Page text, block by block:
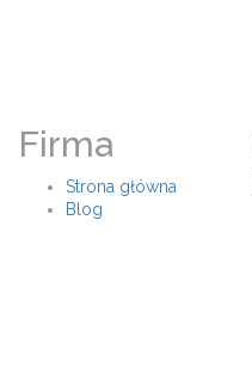
Firma
Strona główna
Blog